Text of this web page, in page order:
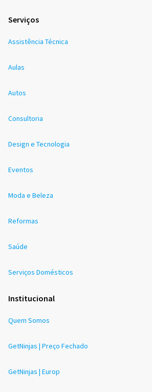
Serviços
Assistência Técnica
Aulas
Autos
Consultoria
Design e Tecnologia
Eventos
Moda e Beleza
Reformas
Saúde
Serviços Domésticos
Institucional
Quem Somos
GetNinjas | Preço Fechado
GetNinjas | Europ